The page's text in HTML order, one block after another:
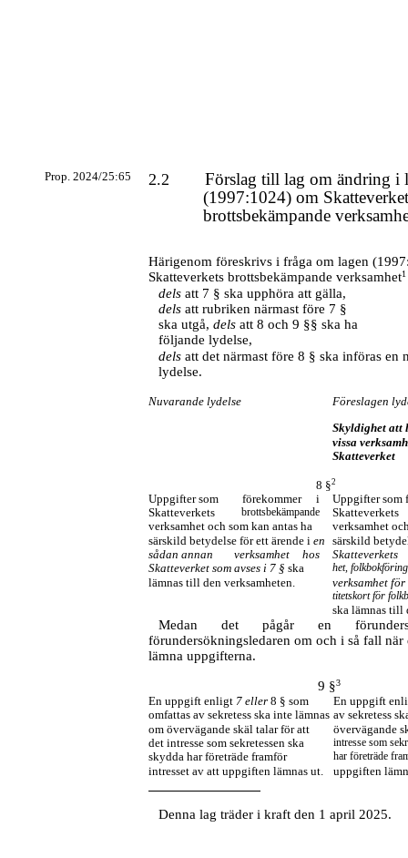
Prop. 2024/25:65 2.2
Förslag till lag om ändring i
(1997:1024) om
brottsbekämpande
Härigenom föreskrivs i fråga om lagen
Skatteverkets brottsbekämpande verksamhet1
dels att 7 § ska upphöra att gälla,
dels att rubriken närmast före 7 §
ska utgå, dels att 8 och 9 §§ ska ha
följande lydelse,
dels att det närmast före 8 § ska införas
lydelse.
Nuvarande lydelse
Föreslagen
Skyldighet att
vissa
Skatteverket
8 §2
Uppgifter som förekommer i
Uppgifter som
Skatteverkets
brottsbekämpande
Skatteverkets
verksamhet och som kan antas ha
verksamhet
särskild betydelse för ett ärende i en särskild
sådan annan
verksamhet hos
Skatteverkets
Skatteverket som avses i 7 § ska het,
lämnas till den verksamheten. verksamhet
titetskort för
ska lämnas till
Medan det pågår en
förundersökningsledaren om och i så fall när
lämna uppgifterna.
9 §3
En uppgift enligt 7 eller 8 § som
En uppgift
omfattas av sekretess ska inte lämnas av sekretess
om övervägande skäl talar för att
övervägande
det intresse som sekretessen ska
intresse som
skydda har företräde framför har företräde
intresset av att uppgiften lämnas ut. uppgiften
Denna lag träder i kraft den 1 april 2025.